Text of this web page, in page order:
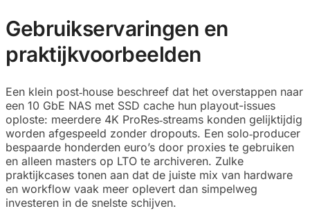
Gebruikservaringen en
praktijkvoorbeelden
Een klein post‑house beschreef dat het overstappen naar
een 10 GbE NAS met SSD cache hun playout-issues
oploste: meerdere 4K ProRes‑streams konden gelijktijdig
worden afgespeeld zonder dropouts. Een solo‑producer
bespaarde honderden euro’s door proxies te gebruiken
en alleen masters op LTO te archiveren. Zulke
praktijkcases tonen aan dat de juiste mix van hardware
en workflow vaak meer oplevert dan simpelweg
investeren in de snelste schijven.